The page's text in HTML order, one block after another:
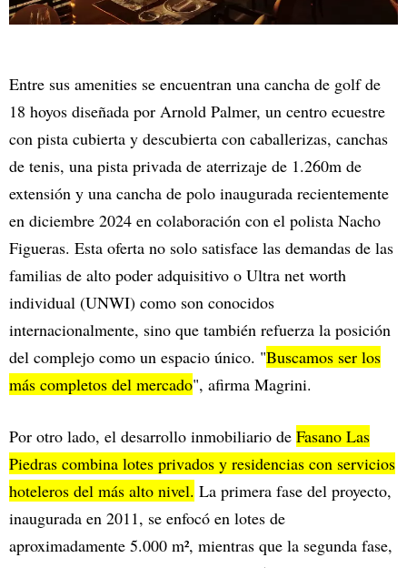
Entre sus amenities se encuentran una cancha de golf de
18 hoyos diseñada por Arnold Palmer, un centro ecuestre
con pista cubierta y descubierta con caballerizas, canchas
de tenis, una pista privada de aterrizaje de 1.260m de
extensión y una cancha de polo inaugurada recientemente
en diciembre 2024 en colaboración con el polista Nacho
Figueras. Esta oferta no solo satisface las demandas de las
familias de alto poder adquisitivo o Ultra net worth
individual (UNWI) como son conocidos
internacionalmente, sino que también refuerza la posición
del complejo como un espacio único. "Buscamos ser los
más completos del mercado", afirma Magrini.
Por otro lado, el desarrollo inmobiliario de Fasano Las
Piedras combina lotes privados y residencias con servicios
hoteleros del más alto nivel. La primera fase del proyecto,
inaugurada en 2011, se enfocó en lotes de
aproximadamente 5.000 m², mientras que la segunda fase,